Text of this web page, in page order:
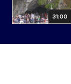
31:00